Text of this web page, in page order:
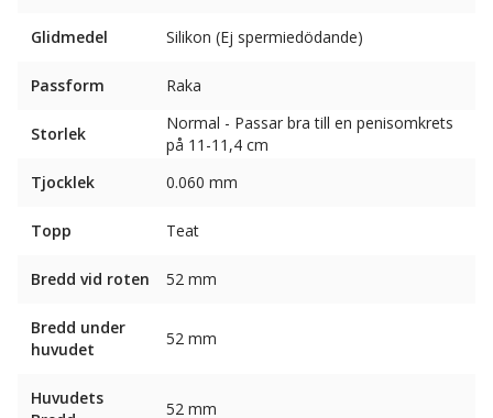
Glidmedel Silikon (Ej spermiedödande)
Passform Raka
Storlek
Normal - Passar bra till en penisomkrets
på 11-11,4 cm
Tjocklek
0.060 mm
Topp Teat
Bredd vid roten 52 mm
Bredd under
huvudet
52 mm
Huvudets
52 mm